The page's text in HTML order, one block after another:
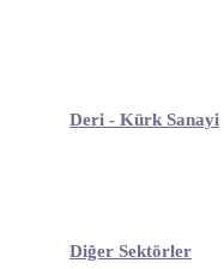
Deri - Kürk Sanayi
Diğer Sektörler